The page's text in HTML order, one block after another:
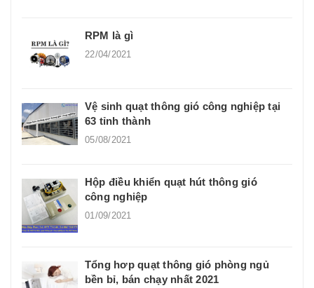
RPM là gì
22/04/2021
Vệ sinh quạt thông gió công nghiệp tại
63 tỉnh thành
05/08/2021
Hộp điều khiển quạt hút thông gió
công nghiệp
01/09/2021
Tổng hơp quạt thông gió phòng ngủ
bền bỉ, bán chạy nhất 2021